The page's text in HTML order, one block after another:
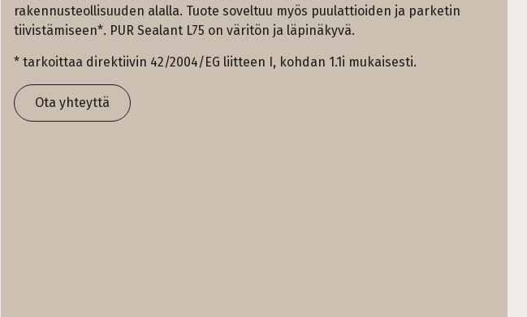
rakennusteollisuuden alalla. Tuote soveltuu myös puulattioiden ja parketin
tiivistämiseen*. PUR Sealant L75 on väritön ja läpinäkyvä.
* tarkoittaa direktiivin 42/2004/EG liitteen I, kohdan 1.1i mukaisesti.
Ota yhteyttä